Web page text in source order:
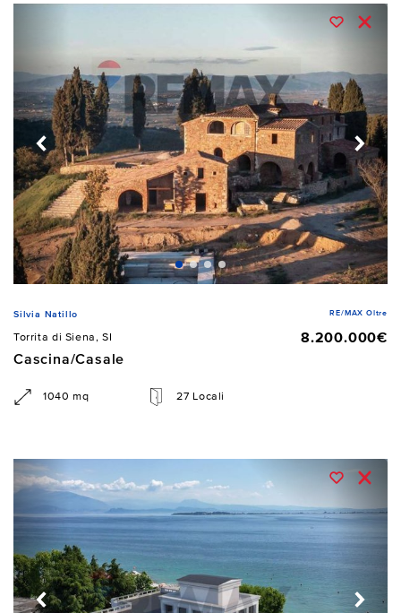
Silvia Natillo RE/MAX Oltre
Torrita di Siena, SI
8.200.000€
Cascina/Casale
1040 mq 27 Locali